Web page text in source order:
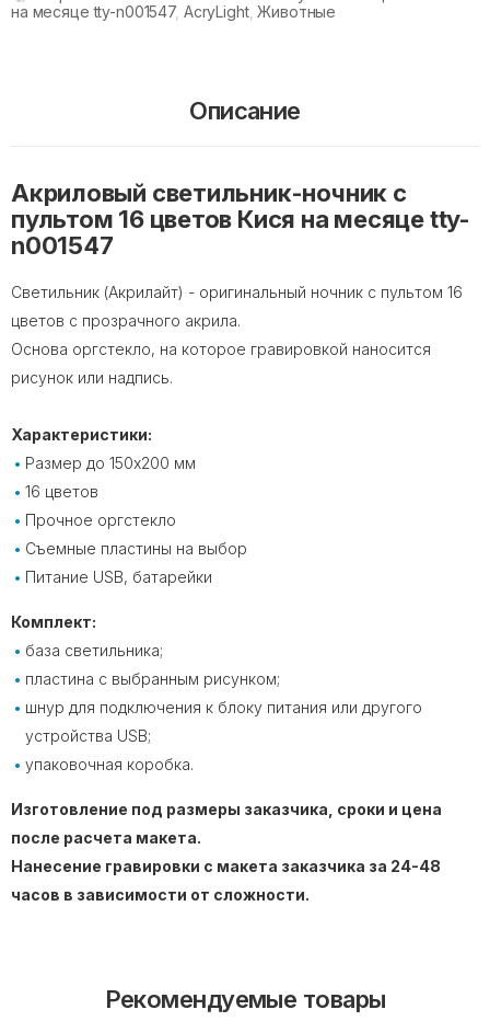
на месяце tty-n001547, AcryLight,Животные
Описание
Акриловый светильник-ночник с
пультом 16 цветов Кися на месяце tty-
n001547
Светильник (Акрилайт) - оригинальный ночник с пультом 16
цветов с прозрачного акрила.
Основа оргстекло, на которое гравировкой наносится
рисунок или надпись.
Характеристики:
Размер до 150х200 мм
16 цветов
Прочное оргстекло
Съемные пластины на выбор
Питание USB, батарейки
Комплект:
база светильника;
пластина с выбранным рисунком;
шнур для подключения к блоку питания или другого
устройства USB;
упаковочная коробка.
Изготовление под размеры заказчика, сроки и цена
после расчета макета.
Нанесение гравировки с макета заказчика за 24-48
часов в зависимости от сложности.
Рекомендуемые товары